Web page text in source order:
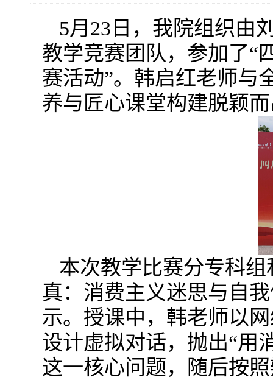
5月23日，我院组织由
教学竞赛团队，参加了“
赛活动”。韩启红老师与
养与匠心课堂构建脱颖
本次教学比赛分专科
真：消费主义迷思与自
示。授课中，韩老师以
设计虚拟对话，抛出“用
这一核心问题，随后按